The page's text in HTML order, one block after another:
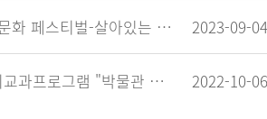
제2회 생명.인권 문화 페스티벌-살아있는 모든 것들을 위한 다채로운 축제-… 2023-09-04
2022년 박물관 비교과프로그램 "박물관 문화아카데미(4차)" 참가자 모집 안내 2022-10-06